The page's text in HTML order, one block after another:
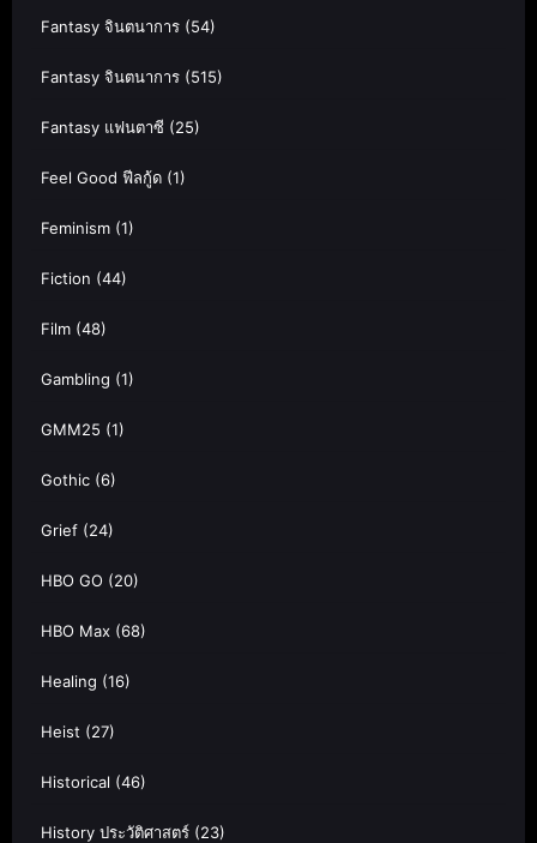
Fantasy จินตนาการ (54)
Fantasy จินตนาการ (515)
Fantasy แฟนตาซี (25)
Feel Good ฟีลกู้ด (1)
Feminism (1)
Fiction (44)
Film (48)
Gambling (1)
GMM25 (1)
Gothic (6)
Grief (24)
HBO GO (20)
HBO Max (68)
Healing (16)
Heist (27)
Historical (46)
History ประวัติศาสตร์ (23)